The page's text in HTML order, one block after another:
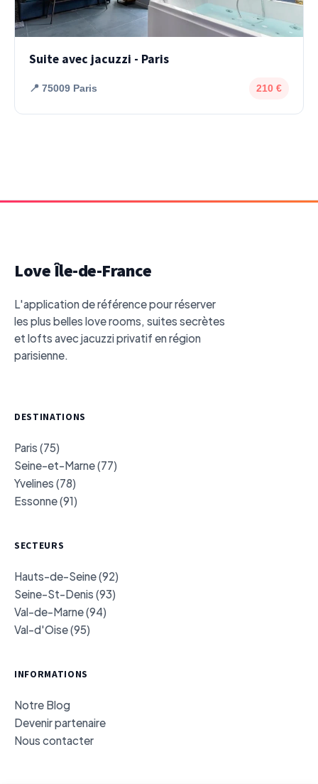
Suite avec jacuzzi - Paris
📍 75009 Paris 210 €
Love Île-de-France
L'application de référence pour réserver
les plus belles love rooms, suites secrètes
et lofts avec jacuzzi privatif en région
parisienne.
DESTINATIONS
Paris (75)
Seine-et-Marne (77)
Yvelines (78)
Essonne (91)
SECTEURS
Hauts-de-Seine (92)
Seine-St-Denis (93)
Val-de-Marne (94)
Val-d'Oise (95)
INFORMATIONS
Notre Blog
Devenir partenaire
Nous contacter